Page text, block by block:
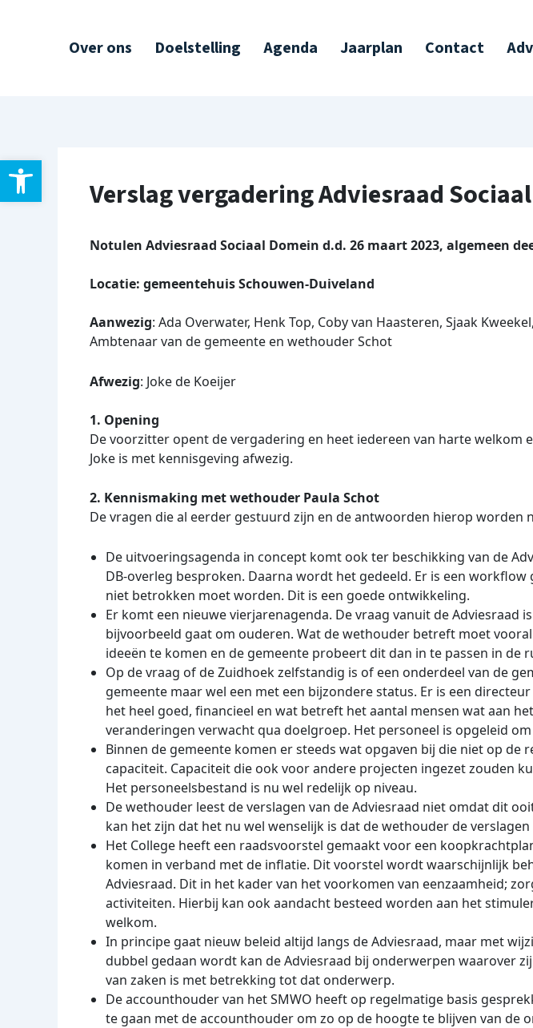
Toolbar openen
Over ons Doelstelling Agenda Jaarplan Contact
Verslag vergadering Adviesraad
Notulen Adviesraad Sociaal Domein d.d. 26 maart 2023, algemeen
Locatie: gemeentehuis Schouwen-Duiveland
Aanwezig: Ada Overwater, Henk Top, Coby van Haasteren, Sjaak
Ambtenaar van de gemeente en wethouder Schot
Afwezig: Joke de Koeijer
1. Opening
De voorzitter opent de vergadering en heet iedereen van harte welkom
Joke is met kennisgeving afwezig.
2. Kennismaking met wethouder Paula Schot
De vragen die al eerder gestuurd zijn en de antwoorden hierop worden
De uitvoeringsagenda in concept komt ook ter beschikking van de
DB-overleg besproken. Daarna wordt het gedeeld. Er is een
niet betrokken moet worden. Dit is een goede ontwikkeling.
Er komt een nieuwe vierjarenagenda. De vraag vanuit de Adviesraad
bijvoorbeeld gaat om ouderen. Wat de wethouder betreft moet
ideeën te komen en de gemeente probeert dit dan in te passen in de
Op de vraag of de Zuidhoek zelfstandig is of een onderdeel van de
gemeente maar wel een met een bijzondere status. Er is een
het heel goed, financieel en wat betreft het aantal mensen wat aan
veranderingen verwacht qua doelgroep. Het personeel is opgeleid
Binnen de gemeente komen er steeds wat opgaven bij die niet op
capaciteit. Capaciteit die ook voor andere projecten ingezet zouden
Het personeelsbestand is nu wel redelijk op niveau.
De wethouder leest de verslagen van de Adviesraad niet omdat dit
kan het zijn dat het nu wel wenselijk is dat de wethouder de
Het College heeft een raadsvoorstel gemaakt voor een
komen in verband met de inflatie. Dit voorstel wordt waarschijnlijk
Adviesraad. Dit in het kader van het voorkomen van eenzaamheid;
activiteiten. Hierbij kan ook aandacht besteed worden aan het
welkom.
In principe gaat nieuw beleid altijd langs de Adviesraad, maar met
dubbel gedaan wordt kan de Adviesraad bij onderwerpen waarover
van zaken is met betrekking tot dat onderwerp.
De accounthouder van het SMWO heeft op regelmatige basis
te gaan met de accounthouder om zo op de hoogte te blijven van de